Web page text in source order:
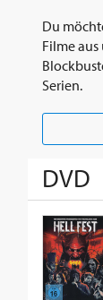
Du
Filme
Serien.
DVD